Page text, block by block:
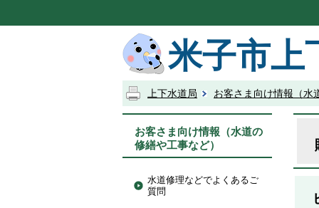
米子市上
上下水道局 お客さま向け情報（水
お客さま向け情報（水道の
修繕や工事など）
水道修理などでよくあるご
質問